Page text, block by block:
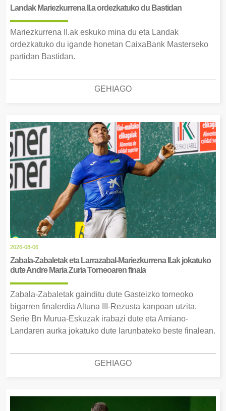
Landak Mariezkurrena II.a ordezkatuko du Bastidan
Mariezkurrena II.ak eskuko mina du eta Landak
ordezkatuko du igande honetan CaixaBank Masterseko
partidan Bastidan.
GEHIAGO
2026-08-06
Zabala-Zabaletak eta Larrazabal-Mariezkurrena II.ak jokatuko
dute Andre Maria Zuria Torneoaren finala
Zabala-Zabaletak gainditu dute Gasteizko torneoko
bigarren finalerdia Altuna III-Rezusta kanpoan utzita.
Serie Bn Murua-Eskuzak irabazi dute eta Amiano-
Landaren aurka jokatuko dute larunbateko beste finalean.
GEHIAGO